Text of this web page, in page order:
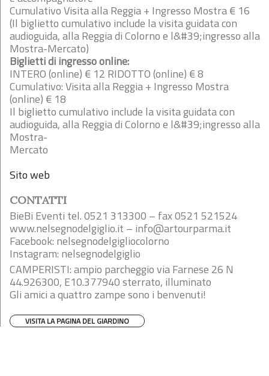
Cumulativo Visita alla Reggia + Ingresso Mostra € 16
(Il biglietto cumulativo include la visita guidata con
audioguida, alla Reggia di Colorno e l&#39;ingresso alla
Mostra-Mercato)
Biglietti di ingresso online:
INTERO (online) € 12 RIDOTTO (online) € 8
Cumulativo: Visita alla Reggia + Ingresso Mostra
(online) € 18
Il biglietto cumulativo include la visita guidata con
audioguida, alla Reggia di Colorno e l&#39;ingresso alla
Mostra-
Mercato
Sito web
CONTATTI
BieBi Eventi tel. 0521 313300 – fax 0521 521524
www.nelsegnodelgiglio.it – info@artourparma.it
Facebook: nelsegnodelgigliocolorno
Instagram: nelsegnodelgiglio
CAMPERISTI: ampio parcheggio via Farnese 26 N
44.926300, E10.377940 sterrato, illuminato
Gli amici a quattro zampe sono i benvenuti!
VISITA LA PAGINA DEL GIARDINO